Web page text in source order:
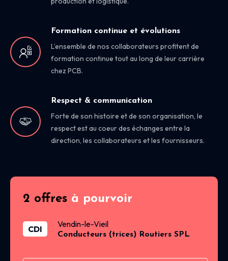
Formation continue et évolutions
L’ensemble de nos collaborateurs profitent de
formation continue tout au long de leur carrière
chez PCB.
Respect & communication
Forte de son histoire et de son organisation, le
respect est au coeur des échanges entre la
direction, les collaborateurs et les fournisseurs.
2 offres à pourvoir
CDI Vendin-le-Vieil
Conducteurs (trices) Routiers SPL